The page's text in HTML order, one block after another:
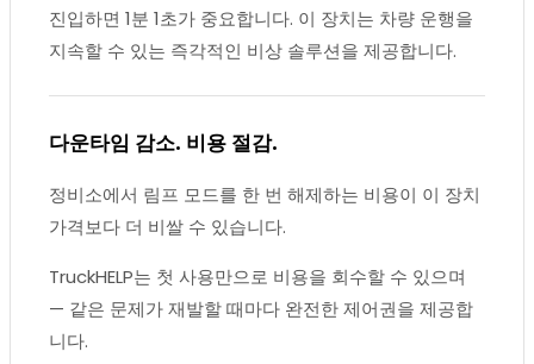
진입하면 1분 1초가 중요합니다. 이 장치는 차량 운행을
지속할 수 있는 즉각적인 비상 솔루션을 제공합니다.
다운타임 감소. 비용 절감.
정비소에서 림프 모드를 한 번 해제하는 비용이 이 장치
가격보다 더 비쌀 수 있습니다.
TruckHELP는 첫 사용만으로 비용을 회수할 수 있으며
— 같은 문제가 재발할 때마다 완전한 제어권을 제공합
니다.